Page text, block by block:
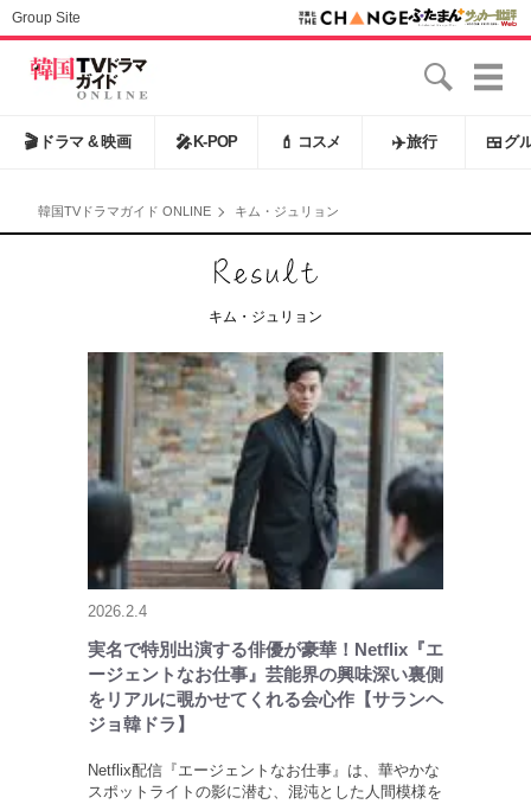
Group Site
🎬 ドラマ & 映画 🎤 K-POP 💄 コスメ ✈️旅行 🍱 グ
韓国TVドラマガイド ONLINE キム・ジュリョン
キム・ジュリョン
2026.2.4
実名で特別出演する俳優が豪華！Netflix『エ
ージェントなお仕事』芸能界の興味深い裏側
をリアルに覗かせてくれる会心作【サランヘ
ジョ韓ドラ】
Netflix配信『エージェントなお仕事』は、華やかな
スポットライトの影に潜む、混沌とした人間模様を